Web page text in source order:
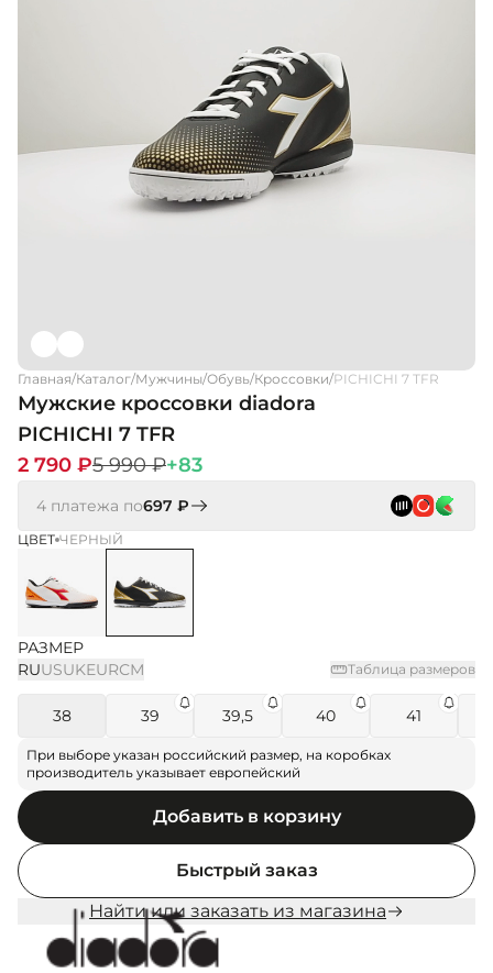
Главная/Каталог/Мужчины/Обувь/Кроссовки/PICHICHI 7 TFR
Мужские кроссовки diadora
PICHICHI 7 TFR
2 790 ₽5 990 ₽+83
4 платежа по697 ₽
ЦВЕТ ЧЕРНЫЙ
РАЗМЕР
RUUSUKEURСМ Таблица размеров
38 39 39,5 40 41
При выборе указан российский размер, на коробках
производитель указывает европейский
Добавить в корзину
Быстрый заказ
Найти или заказать из магазина